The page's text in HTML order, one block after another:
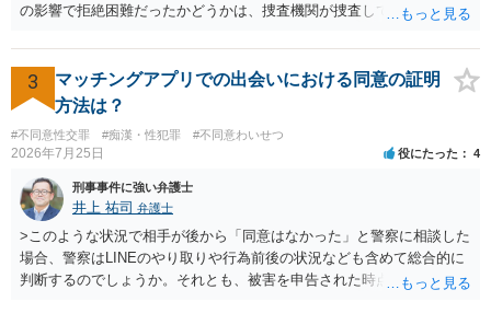
の影響で拒絶困難だったかどうかは、捜査機関が捜査して判断するこ
分かりません。 また、拒絶困難であったとしても、それについて相談
者様に認識がなければ、「故意」がないという判断になることもあり
ます。 相談者様はあくまで「アルコールの影響はない」「完全なる同
意であった」とのお立場ですので、現時点で、対応できることはない
のではないでしょうか？（同意してたよねと言っても火に油をそそぐ
だけになりかねません。） そのため、現時点でこれ以上アドバイスで
きることはないとなります。これで回答を終わります。
3
マッチングアプリでの出会いにおける同意の証明
方法は？
#不同意性交罪 #痴漢・性犯罪 #不同意わいせつ
2026年7月25日 役にたった 4
刑事事件に強い弁護士
井上 祐司 弁護士
>このような状況で相手が後から「同意はなかった」と警察に相談した
場合、警察はLINEのやり取りや行為前後の状況なども含めて総合的に
判断するのでしょうか。それとも、被害を申告された時点で私がかな